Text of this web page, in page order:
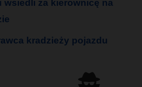
wsiedli za kierownicę na
kradzieży pojazdu